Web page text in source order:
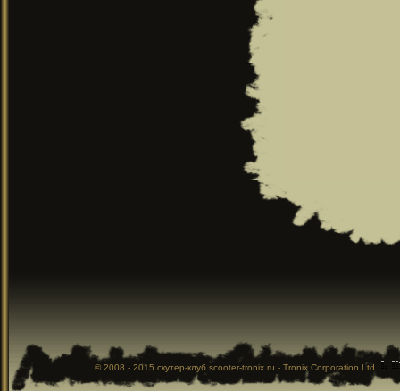
© 2008 - 2015 скутер-клуб scooter-tronix.ru - Tronix Corporation Ltd.